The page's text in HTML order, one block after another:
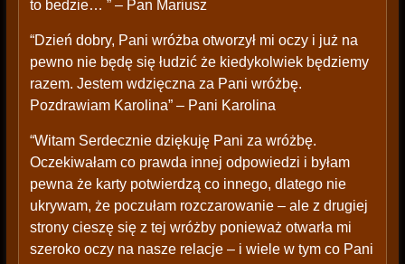
to bedzie… ” – Pan Mariusz
“Dzień dobry, Pani wróżba otworzył mi oczy i już na
pewno nie będę się łudzić że kiedykolwiek będziemy
razem. Jestem wdzięczna za Pani wróżbę.
Pozdrawiam Karolina” – Pani Karolina
“Witam Serdecznie dziękuję Pani za wróżbę.
Oczekiwałam co prawda innej odpowiedzi i byłam
pewna że karty potwierdzą co innego, dlatego nie
ukrywam, że poczułam rozczarowanie – ale z drugiej
strony cieszę się z tej wróżby ponieważ otwarła mi
szeroko oczy na nasze relacje – i wiele w tym co Pani